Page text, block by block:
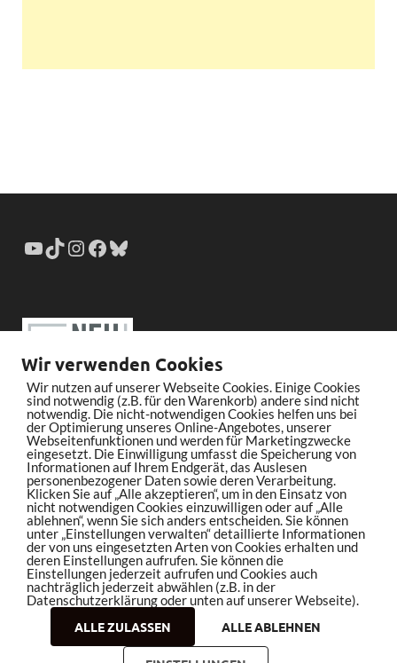
Copyright © 2026bleistiftrocker.de
Wir verwenden Cookies
Wir nutzen auf unserer Webseite Cookies. Einige Cookies
sind notwendig (z.B. für den Warenkorb) andere sind nicht
notwendig. Die nicht-notwendigen Cookies helfen uns bei
der Optimierung unseres Online-Angebotes, unserer
Webseitenfunktionen und werden für Marketingzwecke
eingesetzt. Die Einwilligung umfasst die Speicherung von
Informationen auf Ihrem Endgerät, das Auslesen
personenbezogener Daten sowie deren Verarbeitung.
Klicken Sie auf „Alle akzeptieren“, um in den Einsatz von
nicht notwendigen Cookies einzuwilligen oder auf „Alle
ablehnen“, wenn Sie sich anders entscheiden. Sie können
unter „Einstellungen verwalten“ detaillierte Informationen
der von uns eingesetzten Arten von Cookies erhalten und
deren Einstellungen aufrufen. Sie können die
Einstellungen jederzeit aufrufen und Cookies auch
nachträglich jederzeit abwählen (z.B. in der
Datenschutzerklärung oder unten auf unserer Webseite).
ALLE ZULASSEN
ALLE ABLEHNEN